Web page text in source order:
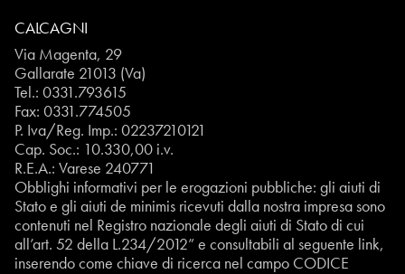
CALCAGNI
Via Magenta, 29
Gallarate 21013 (Va)
Tel.: 0331.793615
Fax: 0331.774505
P. Iva/Reg. Imp.: 02237210121
Cap. Soc.: 10.330,00 i.v.
R.E.A.: Varese 240771
Obblighi informativi per le erogazioni pubbliche: gli aiuti di
Stato e gli aiuti de minimis ricevuti dalla nostra impresa sono
contenuti nel Registro nazionale degli aiuti di Stato di cui
all’art. 52 della L.234/2012” e consultabili al seguente link,
inserendo come chiave di ricerca nel campo CODICE